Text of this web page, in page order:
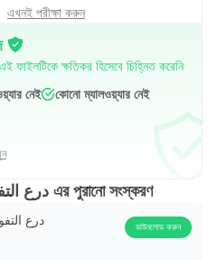
এবং এইভাবে শৈশব থেকে
উঠুন
হল শিখুন, খেলুন এবং প্রতিযোগিতা করুন
এখনই পরীক্ষা করুন
ফাইলটিকে ক্ষতিকর হিসেবে চিহ্নিত করেনি
নেই
কোনো ম্যালওয়্যার নেই
درع التفوق - تطبيق تعليم مدرسي এর পুরানো সংস্করণ
درع ডাউনলোড করুন